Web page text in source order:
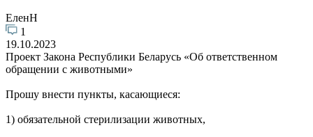
ЕленН
1
19.10.2023
Проект Закона Республики Беларусь «Об ответственном
обращении с животными»
Прошу внести пункты, касающиеся:
1) обязательной стерилизации животных,